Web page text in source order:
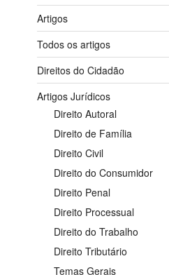
Artigos
Todos os artigos
Direitos do Cidadão
Artigos Jurídicos
Direito Autoral
Direito de Família
Direito Civil
Direito do Consumidor
Direito Penal
Direito Processual
Direito do Trabalho
Direito Tributário
Temas Gerais